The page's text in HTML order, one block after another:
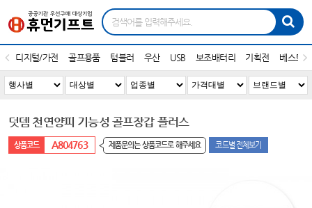
디지털/가전 골프용품 텀블러 우산 USB 보조배터리 기획전 베스트
덧뎀 천연양피 기능성 골프장갑 플러스
A804763 제품문의는 상품코드로 해주세요 코드별 전체보기